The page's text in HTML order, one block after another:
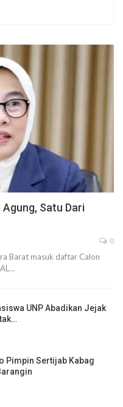
Satu Dari
0
Barat masuk daftar Calon
UNP Abadikan Jejak
Pimpin Sertijab Kabag